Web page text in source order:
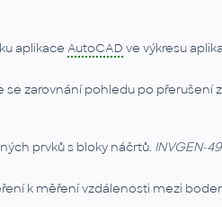
aplikace AutoCAD ve výkresu
se zarovnání pohledu po
prvků s bloky náčrtů. INVGEN-
k měření vzdálenosti mezi